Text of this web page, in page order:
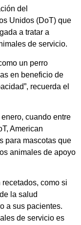
del
Unidos (DoT) que
a tratar a
de servicio.
un perro
en beneficio de
recuerda el
cuando entre
American
para mascotas que
animales de apoyo
como si
la salud
a sus pacientes.
de servicio es